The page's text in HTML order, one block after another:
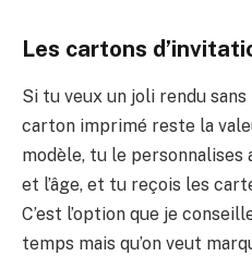
Les cartons
Si tu veux un joli rendu
carton imprimé reste la
modèle, tu le
et l’âge, et tu reçois les
C’est l’option que je
temps mais qu’on veut